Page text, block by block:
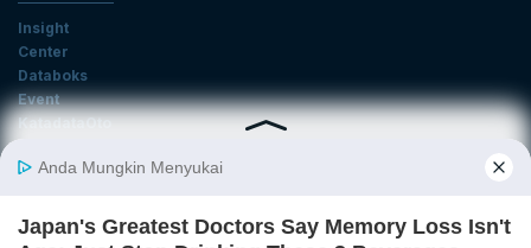
Insight
Center
Databoks
Event
KatadataOto
Email
Daftar